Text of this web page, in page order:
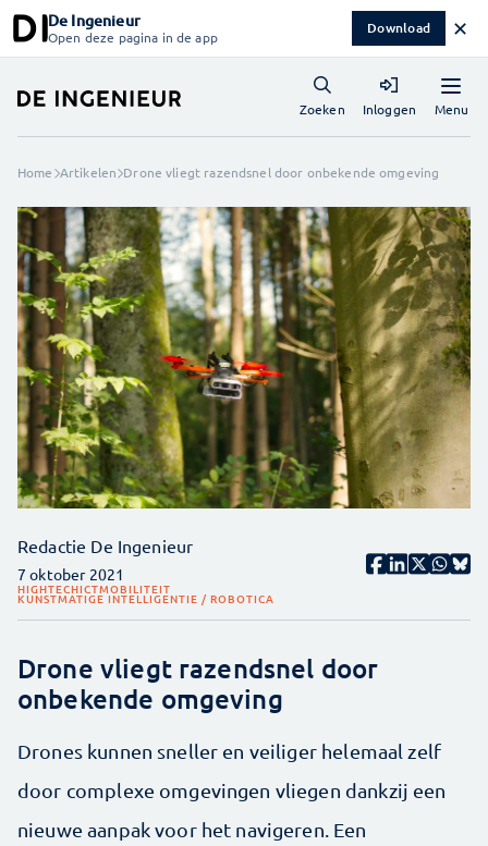
De Ingenieur
Open deze pagina in de app Download ✕
Menu
Zoeken Inloggen
Home Artikelen Drone vliegt razendsnel door onbekende omgeving
Redactie De Ingenieur
7 oktober 2021
HIGHTECHICTMOBILITEIT
KUNSTMATIGE INTELLIGENTIE / ROBOTICA
Drone vliegt razendsnel door
onbekende omgeving
Drones kunnen sneller en veiliger helemaal zelf
door complexe omgevingen vliegen dankzij een
nieuwe aanpak voor het navigeren. Een